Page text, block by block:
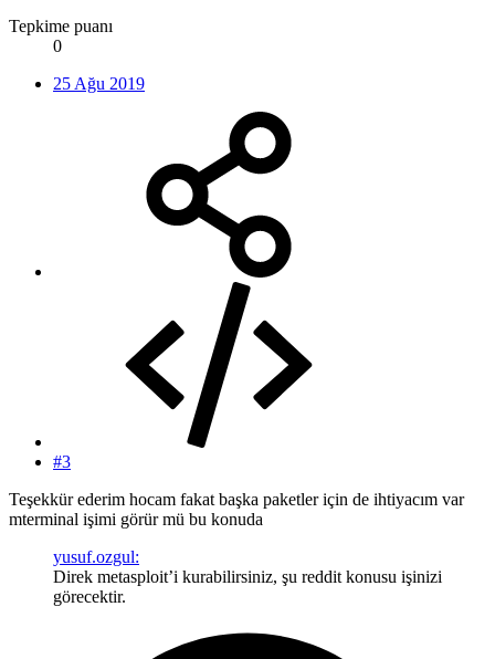
Tepkime puanı
0
25 Ağu 2019
#3
Teşekkür ederim hocam fakat başka paketler için de ihtiyacım var
mterminal işimi görür mü bu konuda
yusuf.ozgul:
Direk metasploit’i kurabilirsiniz, şu reddit konusu işinizi
görecektir.